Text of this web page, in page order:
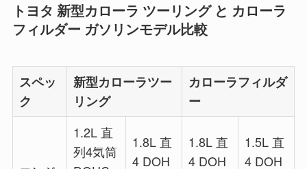
トヨタ 新型カローラ ツーリング と カローラ
フィルダー ガソリンモデル比較
スペッ
ク
新型カローラツー
リング
カローラフィルダ
ー
1.2L 直
列4気筒
1.8L 直
4 DOH
1.8L 直
4 DOH
1.5L 直
4 DOH